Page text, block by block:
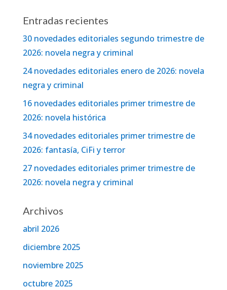
Entradas recientes
30 novedades editoriales segundo trimestre de
2026: novela negra y criminal
24 novedades editoriales enero de 2026: novela
negra y criminal
16 novedades editoriales primer trimestre de
2026: novela histórica
34 novedades editoriales primer trimestre de
2026: fantasía, CiFi y terror
27 novedades editoriales primer trimestre de
2026: novela negra y criminal
Archivos
abril 2026
diciembre 2025
noviembre 2025
octubre 2025